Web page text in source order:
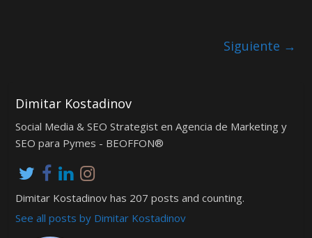
Siguiente →
Dimitar Kostadinov
Social Media & SEO Strategist en Agencia de Marketing y
SEO para Pymes - BEOFFON®
Dimitar Kostadinov has 207 posts and counting.
See all posts by Dimitar Kostadinov